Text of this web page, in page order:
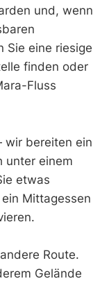
und, wenn
Sie eine riesige
finden oder
Fluss
wir bereiten ein
unter einem
etwas
Mittagessen
Route.
Gelände